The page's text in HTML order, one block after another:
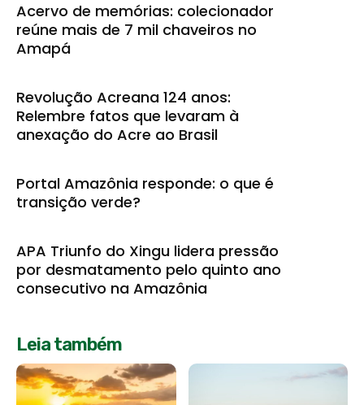
Acervo de memórias: colecionador
reúne mais de 7 mil chaveiros no
Amapá
Revolução Acreana 124 anos:
Relembre fatos que levaram à
anexação do Acre ao Brasil
Portal Amazônia responde: o que é
transição verde?
APA Triunfo do Xingu lidera pressão
por desmatamento pelo quinto ano
consecutivo na Amazônia
Leia também